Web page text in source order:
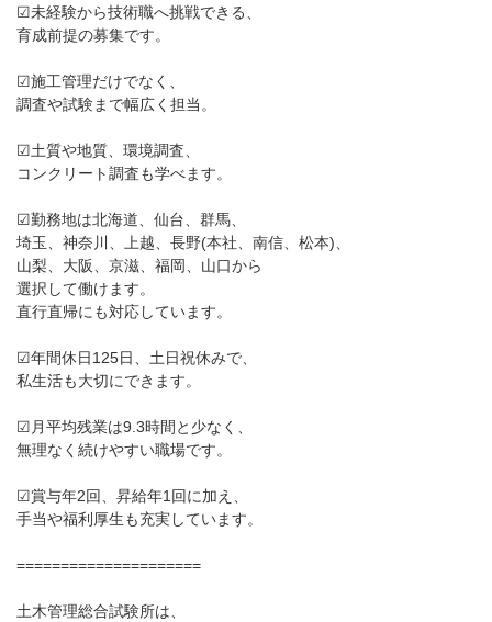
☑未経験から技術職へ挑戦できる、
育成前提の募集です。
☑施工管理だけでなく、
調査や試験まで幅広く担当。
☑土質や地質、環境調査、
コンクリート調査も学べます。
☑勤務地は北海道、仙台、群馬、
埼玉、神奈川、上越、長野(本社、南信、松本)、
山梨、大阪、京滋、福岡、山口から
選択して働けます。
直行直帰にも対応しています。
☑年間休日125日、土日祝休みで、
私生活も大切にできます。
☑月平均残業は9.3時間と少なく、
無理なく続けやすい職場です。
☑賞与年2回、昇給年1回に加え、
手当や福利厚生も充実しています。
=====================
土木管理総合試験所は、